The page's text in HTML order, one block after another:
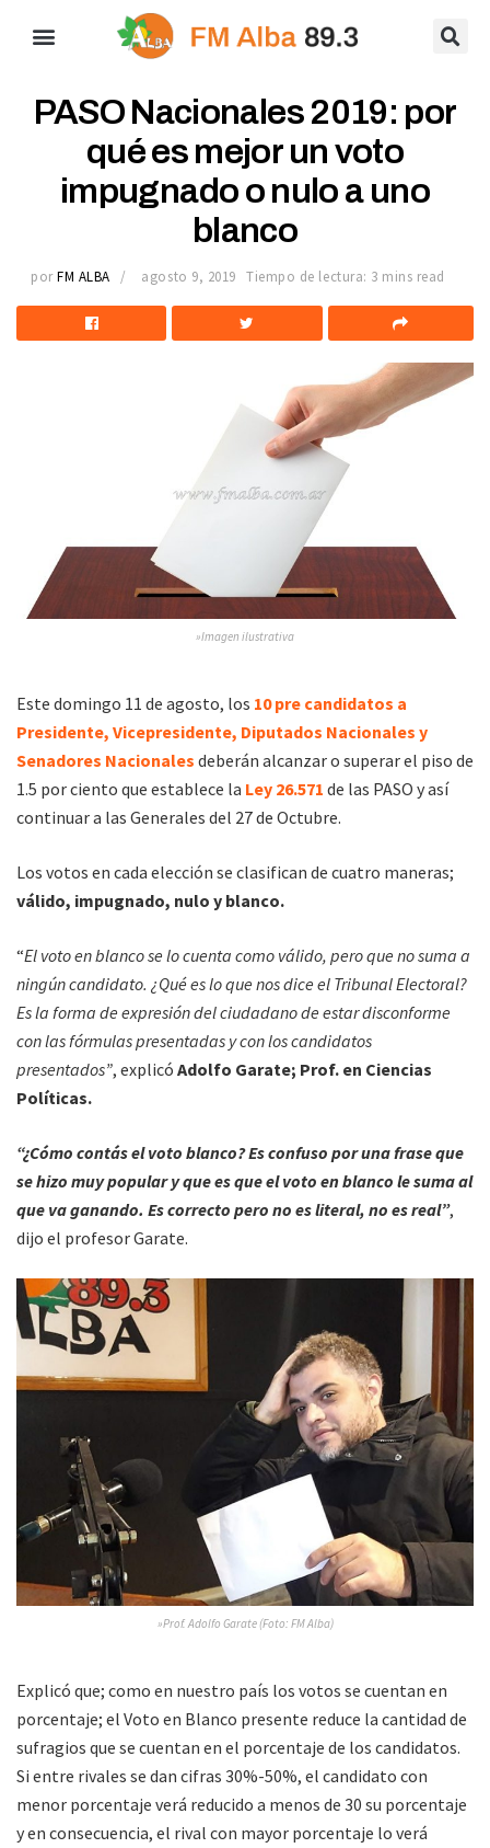
PASO Nacionales 2019: por
qué es mejor un voto
impugnado o nulo a uno
blanco
por FM ALBA agosto 9, 2019 Tiempo de lectura: 3 mins read
»Imagen ilustrativa
Este domingo 11 de agosto, los 10 pre candidatos a
Presidente, Vicepresidente, Diputados Nacionales y
Senadores Nacionales deberán alcanzar o superar el piso de
1.5 por ciento que establece la Ley 26.571 de las PASO y así
continuar a las Generales del 27 de Octubre.
Los votos en cada elección se clasifican de cuatro maneras;
válido, impugnado, nulo y blanco.
“El voto en blanco se lo cuenta como válido, pero que no suma a
ningún candidato. ¿Qué es lo que nos dice el Tribunal Electoral?
Es la forma de expresión del ciudadano de estar disconforme
con las fórmulas presentadas y con los candidatos
presentados”, explicó Adolfo Garate; Prof. en Ciencias
Políticas.
“¿Cómo contás el voto blanco? Es confuso por una frase que
se hizo muy popular y que es que el voto en blanco le suma al
que va ganando. Es correcto pero no es literal, no es real”,
dijo el profesor Garate.
»Prof. Adolfo Garate (Foto: FM Alba)
Explicó que; como en nuestro país los votos se cuentan en
porcentaje; el Voto en Blanco presente reduce la cantidad de
sufragios que se cuentan en el porcentaje de los candidatos.
Si entre rivales se dan cifras 30%-50%, el candidato con
menor porcentaje verá reducido a menos de 30 su porcentaje
y en consecuencia, el rival con mayor porcentaje lo verá